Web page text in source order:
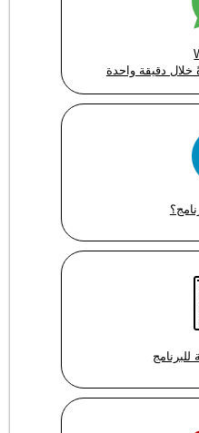
دقيقة واحدة